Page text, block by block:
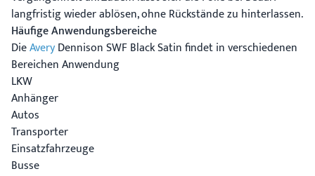
langfristig wieder ablösen, ohne Rückstände zu hinterlassen.
Häufige Anwendungsbereiche
DieAveryDennison SWF Black Satin findet in verschiedenen
Bereichen Anwendung
LKW
Anhänger
Autos
Transporter
Einsatzfahrzeuge
Busse